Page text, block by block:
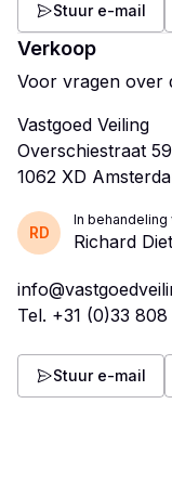
Stuur e-mail
Verkoop
Voor vragen over
Vastgoed Veiling
Overschiestraat 59
RD
In behandeling
Richard
Tel. +31 (0)33
Stuur e-mail